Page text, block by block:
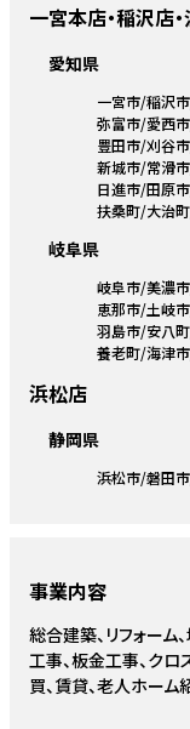
一宮本店・稲沢店
愛知県
一宮市 稲沢市
弥富市 愛西市
豊田市 刈谷市
新城市 常滑市
日進市 田原市
扶桑町 大治町
岐阜県
岐阜市 美濃市
恵那市 土岐市
羽島市 安八町
養老町 海津市
浜松店
静岡県
浜松市 磐田市
事業内容
総合建築、リフォーム
工事、板金工事、ク
買、賃貸、老人ホーム